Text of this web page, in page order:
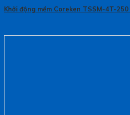
Khởi động mềm Coreken TSSM-4T-